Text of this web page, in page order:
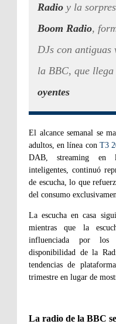
Radio y la
Boom Radio,
DJs con antiguas
la BBC, que
oyentes
El alcance semanal se
adultos, en línea con T3
DAB, streaming en
inteligentes, continuó
de escucha, lo que
del consumo
La escucha en casa
mientras que la
influenciada por los
disponibilidad de la
tendencias de
trimestre en lugar de
La radio de la BBC